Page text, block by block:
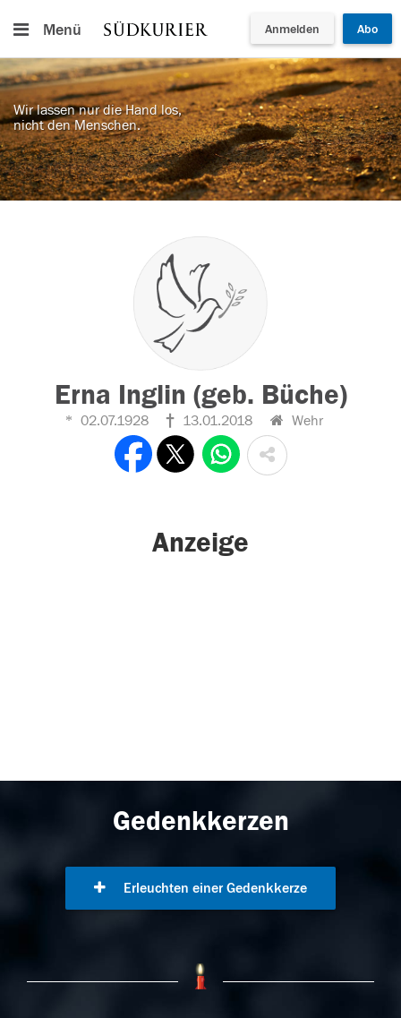
Menü Anmelden Abo
Wir lassen nur die Hand los,
nicht den Menschen.
Erna Inglin (geb. Büche)
02.07.1928 13.01.2018 Wehr
Anzeige
Gedenkkerzen
Erleuchten einer Gedenkkerze